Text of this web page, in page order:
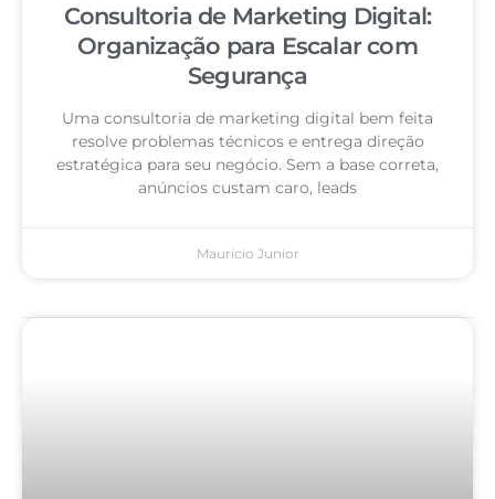
Consultoria de Marketing Digital:
Organização para Escalar com
Segurança
Uma consultoria de marketing digital bem feita
resolve problemas técnicos e entrega direção
estratégica para seu negócio. Sem a base correta,
anúncios custam caro, leads
Mauricio Junior